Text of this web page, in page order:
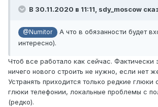
В 30.11.2020 в 11:11, sdy_moscow
@Numitor
А что в обязанности будет
интересно).
Чтоб все работало как сейчас. Фактически
ничего нового строить не нужно, если нет
Устранять приходится только редкие глюки
глюки телефонии, локальные проблемы с
(редко).